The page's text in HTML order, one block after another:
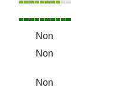
Non
Non
Non